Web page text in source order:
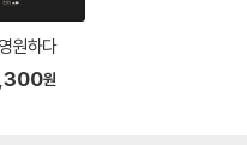
원하다
원